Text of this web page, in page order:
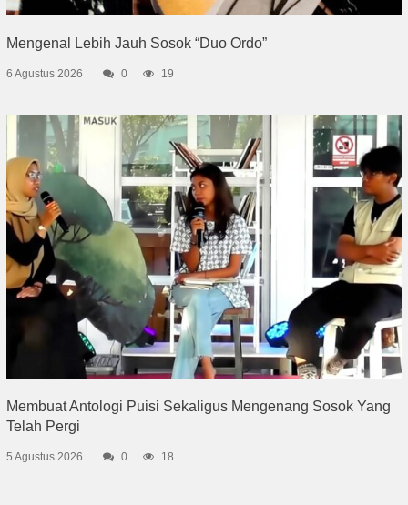
Mengenal Lebih Jauh Sosok “Duo Ordo”
6 Agustus 2026 0 19
Membuat Antologi Puisi Sekaligus Mengenang Sosok Yang
Telah Pergi
5 Agustus 2026 0 18